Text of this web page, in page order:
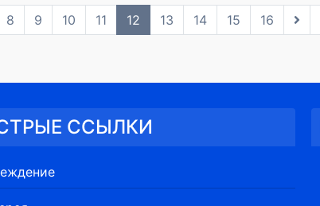
8 9 10 11 12 13 14 15 16
ССЫЛКИ